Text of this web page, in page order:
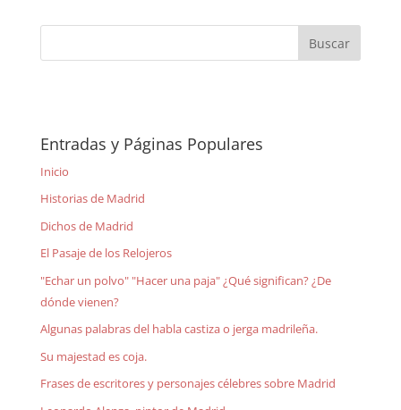
Entradas y Páginas Populares
Inicio
Historias de Madrid
Dichos de Madrid
El Pasaje de los Relojeros
"Echar un polvo" "Hacer una paja" ¿Qué significan? ¿De
dónde vienen?
Algunas palabras del habla castiza o jerga madrileña.
Su majestad es coja.
Frases de escritores y personajes célebres sobre Madrid